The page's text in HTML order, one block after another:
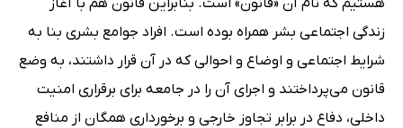
زندگی اجتماعی بشر همراه بوده است. افراد جوامع بشری بنا به
شرایط اجتماعی و اوضاع و احوالی که در آن قرار داشتند، به وضع
قانون می‌پرداختند و اجرای آن‌ را در جامعه برای برقراری امنیت
داخلی، دفاع در برابر تجاوز خارجی و برخورداری همگان از منافع